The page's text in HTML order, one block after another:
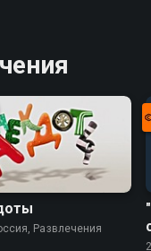
Развлечения